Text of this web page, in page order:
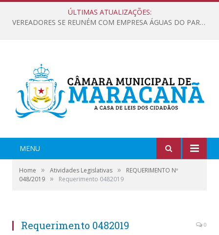
ÚLTIMAS ATUALIZAÇÕES:
VEREADORES SE REUNÉM COM EMPRESA ÁGUAS DO PARÁ, PARA APRESENTAR REIVINDICAÇÕES E MELHORIAS NA QUALIDADE DOS SERVIÇOS OFERECIDOS Á POPULAÇÃO.
MENU
Home » Atividades Legislativas »
REQUERIMENTO Nº
048/2019 » Requerimento 0482019
Requerimento 0482019 0